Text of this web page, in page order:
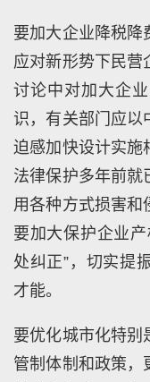
要加大企业降税降
应对新形势下民营
讨论中对加大企
识，有关部门应以
迫感加快设计实施
法律保护多年前就
用各种方式损害和
要加大保护企业
处纠正”，切实提
才能。
要优化城市化特别
管制体制和政策，